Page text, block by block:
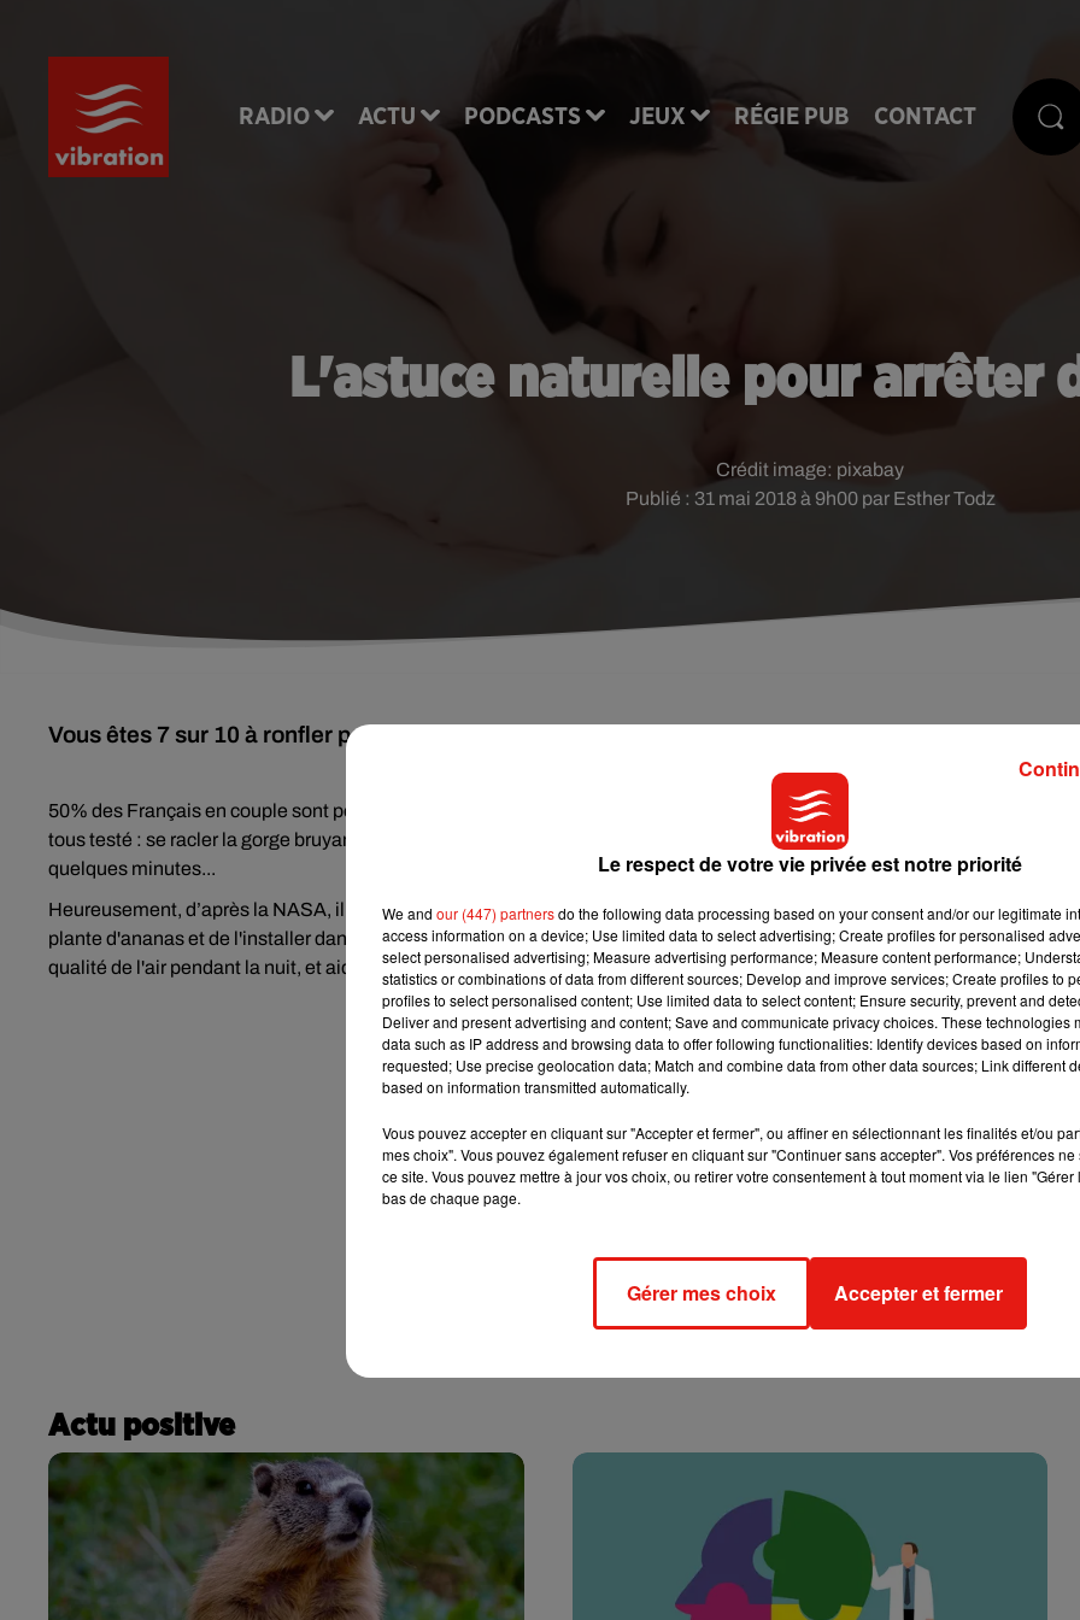
RADIO ACTU PODCASTS JEUX RÉGIE PUB CONTACT
L'astuce naturelle pour arrêter
Publié : 31 mai 2018 à 9h00 par Esther Todz
Crédit image: pixabay
Vous êtes 7 sur 10 à ronfler pendant la nuit, rarement pour le plus grand plaisir de votre partenaire...
50% des Français en couple sont perturbés par les ronflements de leur conjoint, toutes les nuits. Il existe des
tous testé : se racler la gorge bruyamment pou rréveiller l'autre, siffler ou bouger. Mais ces astuces ne font effet que pendant
quelques minutes...
Heureusement, d’après la NASA, il y aurait une vraie astuce pour éviter les ronflement. En effet, il suffirait d'investir dans
plante d'ananas et de l'installer dans la chambre ! Cette plante a la particularité de produire de l'oxygène et d’améliorer la
qualité de l'air pendant la nuit, et aiderait à attenuer les ronflements !
Actu positive
Le respect de votre vie privée est notre priorité
We and our (447) partnersdo the following data processing based on your consent and/or our legitimate
access information on a device; Use limited data to select advertising; Create profiles for personalised
select personalised advertising; Measure advertising performance; Measure content performance;
statistics or combinations of data from different sources; Develop and improve services; Create profiles to
profiles to select personalised content; Use limited data to select content; Ensure security, prevent and
Deliver and present advertising and content; Save and communicate privacy choices. These technologies
data such as IP address and browsing data to offer following functionalities: Identify devices based on
requested; Use precise geolocation data; Match and combine data from other data sources; Link different
based on information transmitted automatically.
Vous pouvez accepter en cliquant sur "Accepter et fermer", ou affiner en sélectionnant les finalités et/ou
mes choix". Vous pouvez également refuser en cliquant sur "Continuer sans accepter". Vos préférences
ce site. Vous pouvez mettre à jour vos choix, ou retirer votre consentement à tout moment via le lien
bas de chaque page.
Gérer mes choix Accepter et fermer